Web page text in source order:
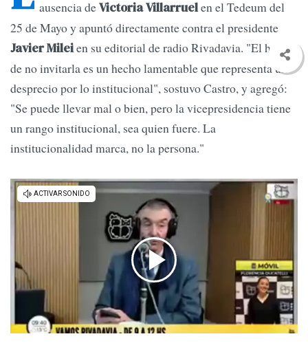
ausencia deVictoria Villarruelen el Tedeum del
25 de Mayo y apuntó directamente contra el presidente
Javier Mileien su editorial de radio Rivadavia. "El hecho
de no invitarla es un hecho lamentable que representa un
desprecio por lo institucional", sostuvo Castro, y agregó:
"Se puede llevar mal o bien, pero la vicepresidencia tiene
un rango institucional, sea quien fuere. La
institucionalidad marca, no la persona."